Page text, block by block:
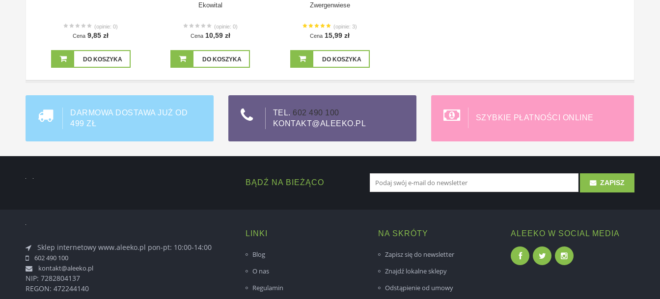
(opinie: 0)
Cena 9,85 zł
DO KOSZYKA
Ekowital
(opinie: 0)
Cena 10,59 zł
DO KOSZYKA
Zwergenwiese
(opinie: 3)
Cena 15,99 zł
DO KOSZYKA
DARMOWA DOSTAWA JUŻ OD
499 ZŁ
TEL. 602 490 100
KONTAKT@ALEEKO.PL
SZYBKIE PŁATNOŚCI ONLINE
BĄDŹ NA BIEŻĄCO ZAPISZ
Sklep internetowy www.aleeko.pl pon-pt: 10:00-14:00
602 490 100
kontakt@aleeko.pl
NIP: 7282804137
REGON: 472244140
LINKI
Blog
O nas
Regulamin
NA SKRÓTY
Zapisz się do newsletter
Znajdź lokalne sklepy
Odstąpienie od umowy
ALEEKO W SOCIAL MEDIA